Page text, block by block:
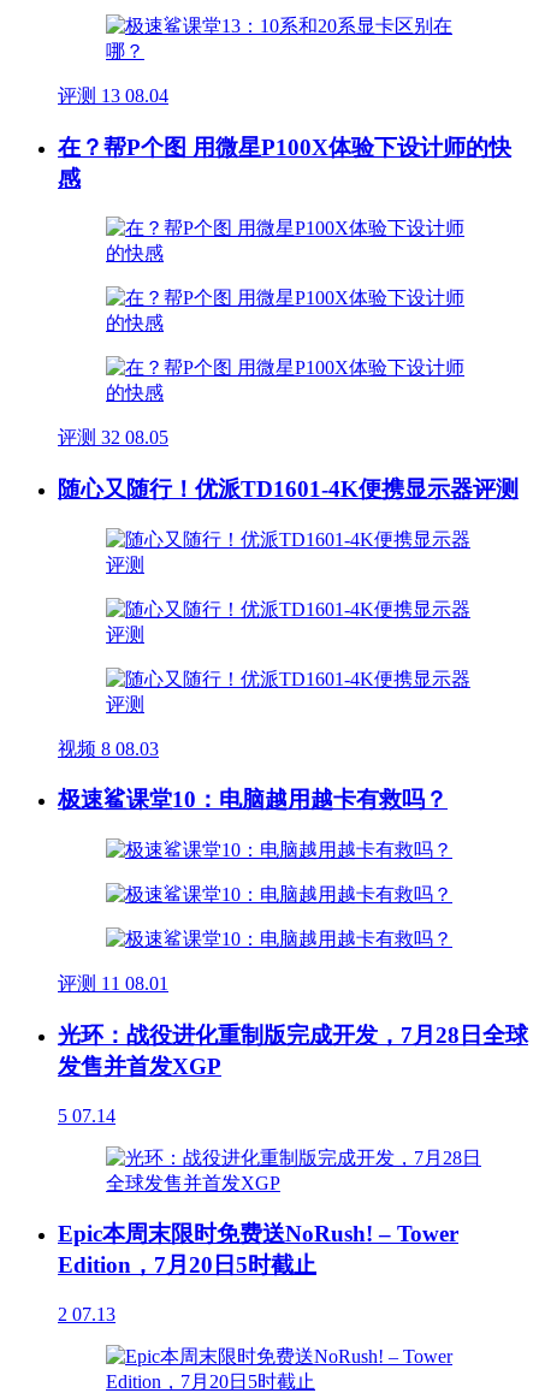
评测 13 08.04
在？帮P个图 用微星P100X体验下设计师的快
感
评测 32 08.05
随心又随行！优派TD1601-4K便携显示器评测
视频 8 08.03
极速鲨课堂10：电脑越用越卡有救吗？
评测 11 08.01
光环：战役进化重制版完成开发，7月28日全球
发售并首发XGP
5 07.14
Epic本周末限时免费送NoRush! – Tower
Edition，7月20日5时截止
2 07.13